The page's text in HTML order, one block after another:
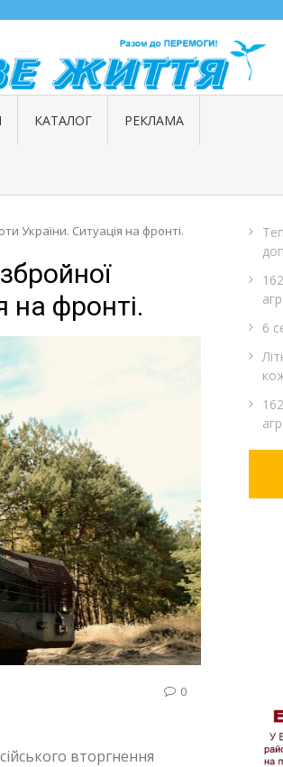
КАТАЛОГ РЕКЛАМА
України. Ситуація на фронті.
на фронті.
0
вторгнення
6